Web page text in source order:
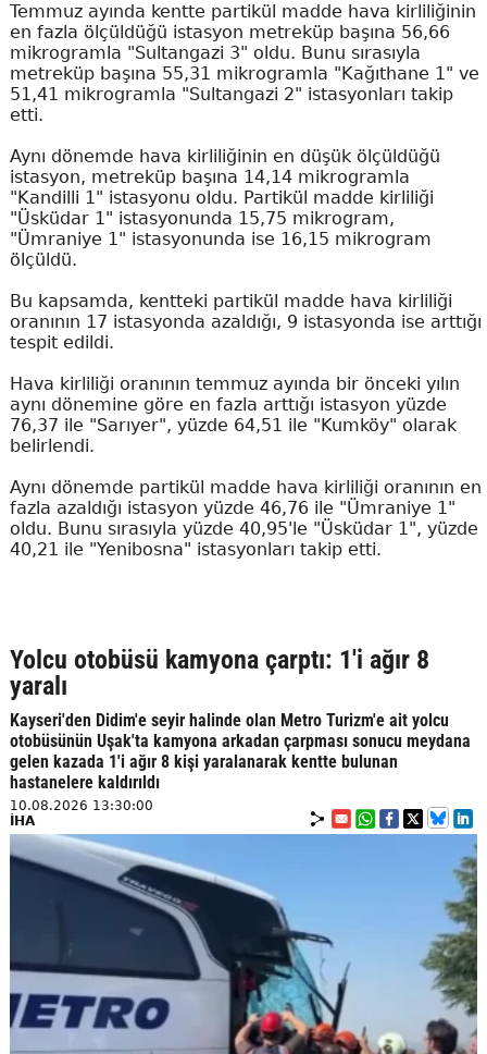
Temmuz ayında kentte partikül madde hava kirliliğinin
en fazla ölçüldüğü istasyon metreküp başına 56,66
mikrogramla "Sultangazi 3" oldu. Bunu sırasıyla
metreküp başına 55,31 mikrogramla "Kağıthane 1" ve
51,41 mikrogramla "Sultangazi 2" istasyonları takip
etti.
Aynı dönemde hava kirliliğinin en düşük ölçüldüğü
istasyon, metreküp başına 14,14 mikrogramla
"Kandilli 1" istasyonu oldu. Partikül madde kirliliği
"Üsküdar 1" istasyonunda 15,75 mikrogram,
"Ümraniye 1" istasyonunda ise 16,15 mikrogram
ölçüldü.
Bu kapsamda, kentteki partikül madde hava kirliliği
oranının 17 istasyonda azaldığı, 9 istasyonda ise arttığı
tespit edildi.
Hava kirliliği oranının temmuz ayında bir önceki yılın
aynı dönemine göre en fazla arttığı istasyon yüzde
76,37 ile "Sarıyer", yüzde 64,51 ile "Kumköy" olarak
belirlendi.
Aynı dönemde partikül madde hava kirliliği oranının en
fazla azaldığı istasyon yüzde 46,76 ile "Ümraniye 1"
oldu. Bunu sırasıyla yüzde 40,95'le "Üsküdar 1", yüzde
40,21 ile "Yenibosna" istasyonları takip etti.
Yolcu otobüsü kamyona çarptı: 1'i ağır 8
yaralı
Kayseri'den Didim'e seyir halinde olan Metro Turizm'e ait yolcu
otobüsünün Uşak'ta kamyona arkadan çarpması sonucu meydana
gelen kazada 1'i ağır 8 kişi yaralanarak kentte bulunan
hastanelere kaldırıldı
10.08.2026 13:30:00
İHA